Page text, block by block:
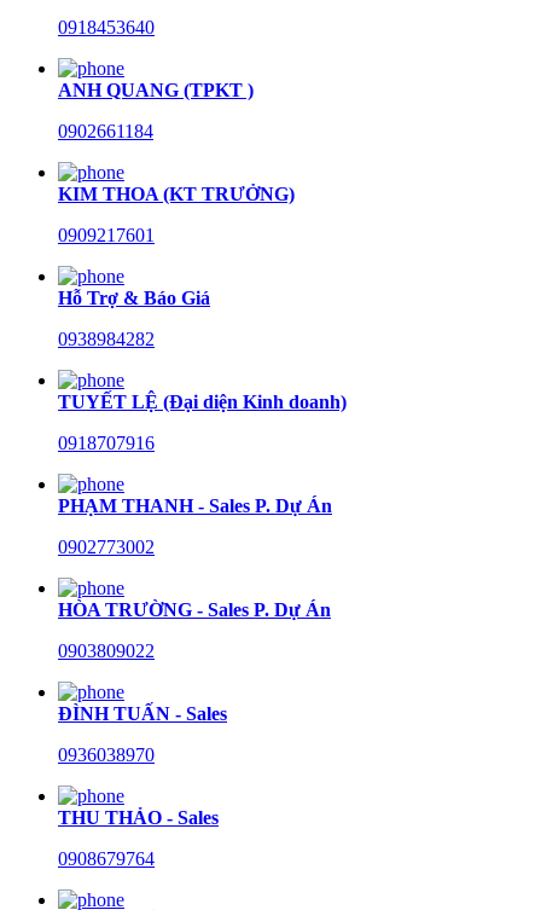
0918453640
ANH QUANG (TPKT )
0902661184
KIM THOA (KT TRƯỞNG)
0909217601
Hỗ Trợ & Báo Giá
0938984282
TUYẾT LỆ (Đại diện Kinh doanh)
0918707916
PHẠM THANH - Sales P. Dự Án
0902773002
HÒA TRƯỜNG - Sales P. Dự Án
0903809022
ĐÌNH TUẤN - Sales
0936038970
THU THẢO - Sales
0908679764